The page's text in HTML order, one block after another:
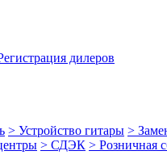
дилеров
> Устройство гитары >
> СДЭК > Розничная